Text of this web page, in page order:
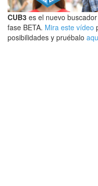
CUB3 es el nuevo
fase BETA. Mira este vídeo
posibilidades y pruébalo